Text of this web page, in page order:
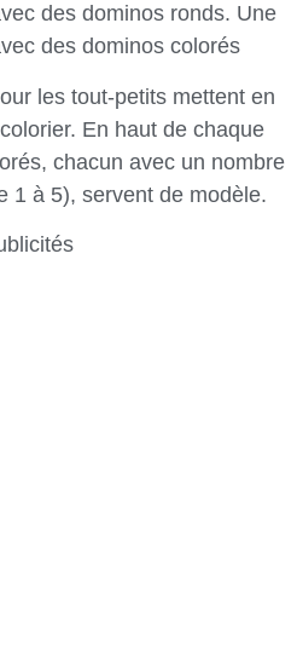
des dominos ronds. Une
des dominos colorés
les tout-petits mettent en
En haut de chaque
chacun avec un nombre
1 à 5), servent de modèle.